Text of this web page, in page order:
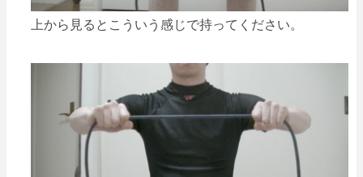
上から見るとこういう感じで持ってください。